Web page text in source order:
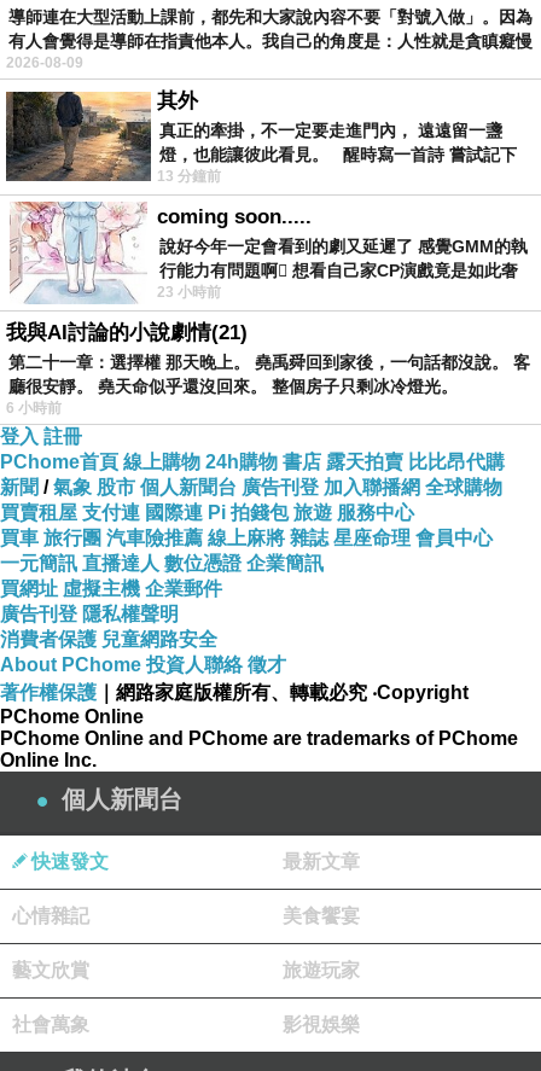
https://tw.partner.buy.yahoo.com:443/gd/buy
?
mcode=MV92TVFFTzVWMmdNZWZLK1l4cG
d1K3UwUS81Q00ra1YwT2t6MklYVDRlbVVZ
PQ==&url=https://tw.buy.yahoo.com/gdsale/
gdsale.asp?gdid=5217097
商品訊息功能:
支援藍牙2.1版
可無線連接到任何支援藍牙apt-X的設備
NoiseGard 2.0 主動降噪技術
TalkThrough收音 無須摘下耳罩也可交談
可折疊和另接連接線或航空插頭
商品訊息描述:
導師連在大型活動上課前，都先和大家說內容不要「對號入做」。因為
有人會覺得是導師在指責他本人。我自己的角度是：人性就是貪瞋癡慢
2026-08-09
其外
真正的牽掛，不一定要走進門內， 遠遠留一盞
燈，也能讓彼此看見。 醒時寫一首詩 嘗試記下
寂寞 卻只能記下它的附屬物 原
13 分鐘前
coming soon.....
說好今年一定會看到的劇又延遲了 感覺GMM的執
行能力有問題啊🫩 想看自己家CP演戲竟是如此奢
侈的事 GMM你說看看啊😑 先把劇放
23 小時前
我與AI討論的小說劇情(21)
第二十一章：選擇權 那天晚上。 堯禹舜回到家後，一句話都沒說。 客
廳很安靜。 堯天命似乎還沒回來。 整個房子只剩冰冷燈光。
6 小時前
登入 註冊
PChome首頁 線上購物 24h購物 書店 露天拍賣 比比昂代購
新聞 /氣象 股市 個人新聞台 廣告刊登 加入聯播網 全球購物
買賣租屋 支付連 國際連 Pi 拍錢包 旅遊 服務中心
買車 旅行團 汽車險推薦 線上麻將 雜誌 星座命理 會員中心
一元簡訊 直播達人 數位憑證 企業簡訊
買網址 虛擬主機 企業郵件
廣告刊登 隱私權聲明
消費者保護 兒童網路安全
About PChome 投資人聯絡 徵才
著作權保護 ｜網路家庭版權所有、轉載必究 ‧Copyright
PChome Online
PChome Online and PChome are trademarks of PChome
Online Inc.
個人新聞台
快速發文 最新文章
心情雜記 美食饗宴
藝文欣賞 旅遊玩家
社會萬象 影視娛樂